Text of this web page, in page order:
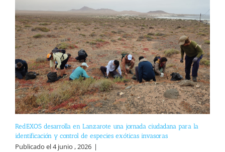
RedEXOS desarrolla en Lanzarote una jornada ciudadana para la
identificación y control de especies exóticas invasoras
Publicado el 4 junio , 2026 |